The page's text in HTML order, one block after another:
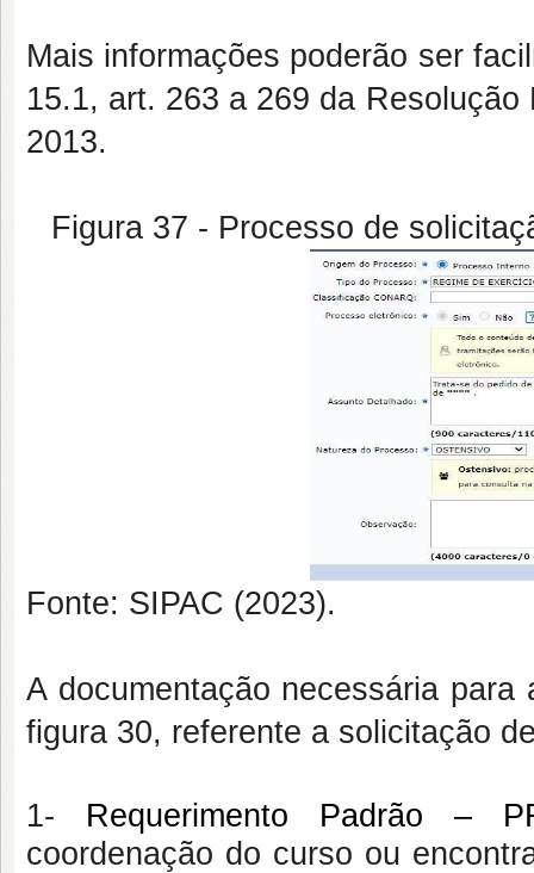
Mais informações poderão ser
15.1, art. 263 a 269 da
2013.
Figura 37 - Processo de
Fonte: SIPAC (2023).
A documentação necessária
figura 30, referente a solicitação
1- Requerimento Padrão –
coordenação do curso ou